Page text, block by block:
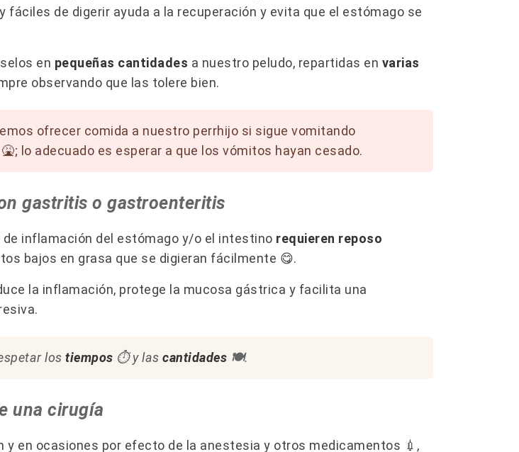
fáciles de digerir ayuda a la recuperación y evita que el estómago se
en pequeñas cantidades a nuestro peludo, repartidas en varias
observando que las tolere bien.
ofrecer comida a nuestro perrhijo si sigue vomitando
lo adecuado es esperar a que los vómitos hayan cesado.
gastritis o gastroenteritis
inflamación del estómago y/o el intestino requieren reposo
bajos en grasa que se digieran fácilmente 😋​.
la inflamación, protege la mucosa gástrica y facilita una
lostiempos ⏱️​ y lascantidades ​🍽️​.
una cirugía
y en ocasiones por efecto de la anestesia y otros medicamentos 💉,